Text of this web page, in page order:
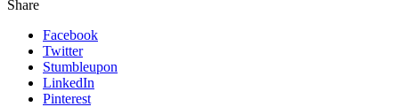
Share
Facebook
Twitter
Stumbleupon
LinkedIn
Pinterest